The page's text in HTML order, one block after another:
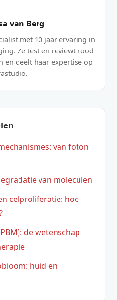
van Berg
met 10 jaar ervaring in
Ze test en reviewt rood
en deelt haar expertise op
van foton
van moleculen
celproliferatie: hoe
de wetenschap
huid en